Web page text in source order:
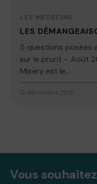
LES MÉDECINS
LES
5 questions posées
sur le prurit – Août
Misery est le...
12 décembre 2015
Vous